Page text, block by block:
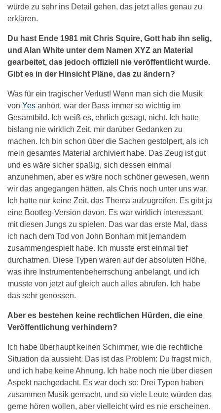
würde zu sehr ins Detail gehen, das jetzt alles genau zu
erklären.
Du hast Ende 1981 mit Chris Squire, Gott hab ihn selig,
und Alan White unter dem Namen XYZ an Material
gearbeitet, das jedoch offiziell nie veröffentlicht wurde.
Gibt es in der Hinsicht Pläne, das zu ändern?
Was für ein tragischer Verlust! Wenn man sich die Musik
von Yes anhört, war der Bass immer so wichtig im
Gesamtbild. Ich weiß es, ehrlich gesagt, nicht. Ich hatte
bislang nie wirklich Zeit, mir darüber Gedanken zu
machen. Ich bin schon über die Sachen gestolpert, als ich
mein gesamtes Material archiviert habe. Das Zeug ist gut
und es wäre sicher spaßig, sich dessen einmal
anzunehmen, aber es wäre noch schöner gewesen, wenn
wir das angegangen hätten, als Chris noch unter uns war.
Ich hatte nur keine Zeit, das Thema aufzugreifen. Es gibt ja
eine Bootleg-Version davon. Es war wirklich interessant,
mit diesen Jungs zu spielen. Das war das erste Mal, dass
ich nach dem Tod von John Bonham mit jemandem
zusammengespielt habe. Ich musste erst einmal tief
durchatmen. Diese Typen waren auf der absoluten Höhe,
was ihre Instrumentenbeherrschung anbelangt, und ich
musste von jetzt auf gleich auch alles abrufen. Ich habe
das sehr genossen.
Aber es bestehen keine rechtlichen Hürden, die eine
Veröffentlichung verhindern?
Ich habe überhaupt keinen Schimmer, wie die rechtliche
Situation da aussieht. Das ist das Problem: Du fragst mich,
und ich habe keine Ahnung. Ich habe noch nie über diesen
Aspekt nachgedacht. Es war doch so: Drei Typen haben
zusammen Musik gemacht, und so viele Leute würden das
gerne hören wollen, aber vielleicht wird es nie erscheinen.